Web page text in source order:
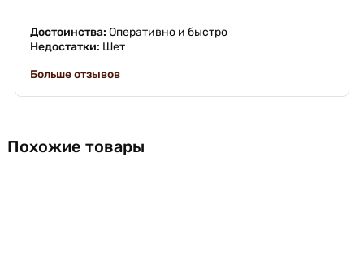
Достоинства: Оперативно и быстро
Недостатки: Шет
Больше отзывов
Похожие товары